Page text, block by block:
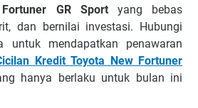
GR Sportyang bebas
dan bernilai investasi. Hubungi
untuk mendapatkan penawaran
Kredit Toyota New Fortuner
hanya berlaku untuk bulan ini